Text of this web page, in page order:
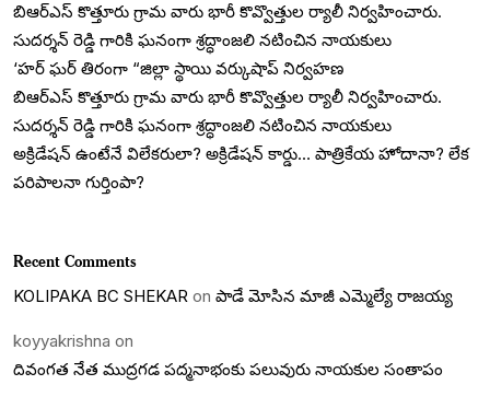
బిఆర్ఎస్ కొత్తూరు గ్రామ వారు భారీ కొవ్వొత్తుల ర్యాలీ నిర్వహించారు.
సుదర్శన్ రెడ్డి గారికి ఘనంగా శ్రద్ధాంజలి నటించిన నాయకులు
‘హర్ ఘర్ తిరంగా “జిల్లా స్థాయి వర్కుషాప్ నిర్వహణ
బిఆర్ఎస్ కొత్తూరు గ్రామ వారు భారీ కొవ్వొత్తుల ర్యాలీ నిర్వహించారు.
సుదర్శన్ రెడ్డి గారికి ఘనంగా శ్రద్ధాంజలి నటించిన నాయకులు
అక్రిడేషన్ ఉంటేనే విలేకరులా? అక్రిడేషన్ కార్డు… పాత్రికేయ హోదానా? లేక
పరిపాలనా గుర్తింపా?
Recent Comments
KOLIPAKA BC SHEKAR on పాడే మోసిన మాజీ ఎమ్మెల్యే రాజయ్య
koyyakrishna on
దివంగత నేత ముద్రగడ పద్మనాభంకు పలువురు నాయకుల సంతాపం